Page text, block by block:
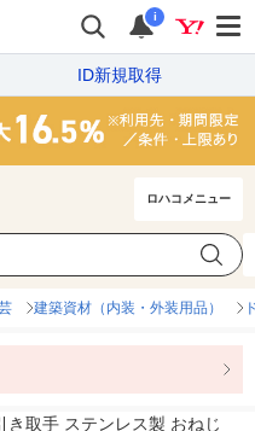
i
ID新規取得
ロハコメニュー
建築資材（内装・外装用品）